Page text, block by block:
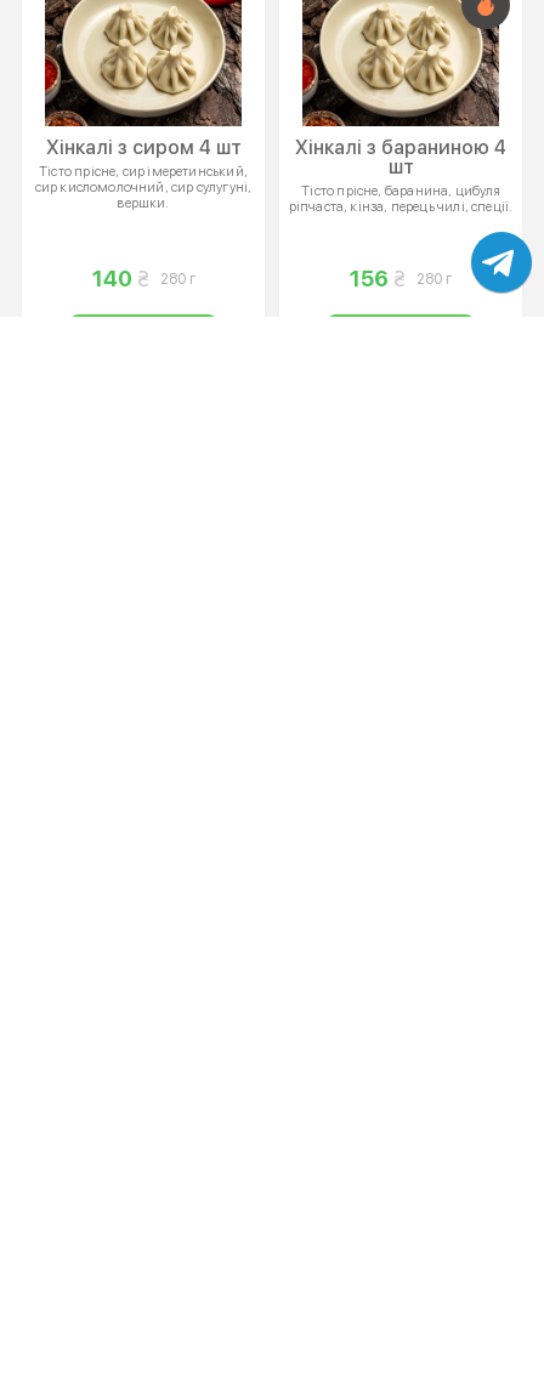
Хінкалі з сиром 4 шт
Тісто прісне, сир імеретинський,
сир кисломолочний, сир сулугуні,
вершки.
140 280 г
Хінкалі з бараниною 4
шт
Тісто прісне, баранина, цибуля
ріпчаста, кінза, перець чилі, спеції.
156 280 г